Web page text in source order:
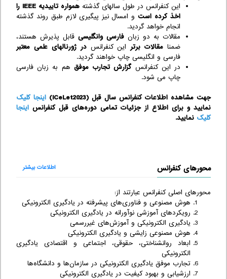
این کنفرانس در طول سالهای گذشته
همواره تاییدیه IEEE را
اخذ کرده است و امسال نیز پیگیری لازم طبق روند گذشته
انجام خواهد گردید.
مقالات به دو زبان فارسی و‌انگلیسی قابل پذیرش هستند،
ضمنا مقالات برتر این کنفرانسدر ژورنالهای علمی معتبر
فارسی و انگلیسی چاپ خواهند گردید.
در این کنفرانسگزارش تجارب موفق هم به زبان فارسی
چاپ می شود.
جهت مشاهده اطلاعات کنفرانس سال قبل (ICeLet2023)
اینجا کلیک
نمایید و برای اطلاع از جزئیات تمامی دوره‌های قبل کنفرانس‌ اینجا
کلیک نمایید.
محورهای کنفرانس اطلاعات بیشتر
محورهای اصلی کنفرانس عبارتند از:
هوش مصنوعی و فناوری‌های پیشرفته در یادگیری الکترونیکی
رویکردهای آموزشی نوآورانه در یادگیری الکترونیکی
یادگیری الکترونیکی و آموزش‌های غیررسمی
هوش مصنوعی زایشی و یادگیری الکترونیکی
ابعاد روانشناختی، حقوقی، اجتماعی و اقتصادی یادگیری
الکترونیکی
تجارب موفق یادگیری الکترونیکی در سازمان‌ها و دانشگاه‌ها
ارزشیابی و بهبود کیفیت در یادگیری الکترونیکی